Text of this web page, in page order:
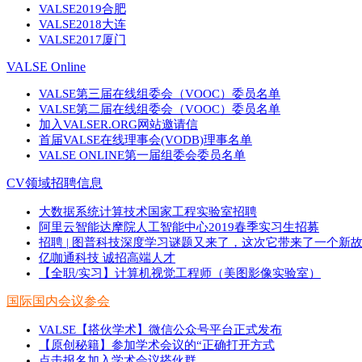
VALSE2019合肥
VALSE2018大连
VALSE2017厦门
VALSE Online
VALSE第三届在线组委会（VOOC）委员名单
VALSE第二届在线组委会（VOOC）委员名单
加入VALSER.ORG网站邀请信
首届VALSE在线理事会(VODB)理事名单
VALSE ONLINE第一届组委会委员名单
CV领域招聘信息
大数据系统计算技术国家工程实验室招聘
阿里云智能达摩院人工智能中心2019春季实习生招募
招聘 | 图普科技深度学习谜题又来了，这次它带来了一个新
亿咖通科技 诚招高端人才
【全职/实习】计算机视觉工程师（美图影像实验室）
国际国内会议参会
VALSE【搭伙学术】微信公众号平台正式发布
【原创秘籍】参加学术会议的“正确打开方式